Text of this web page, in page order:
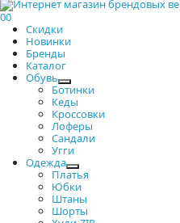
00
Скидки
Новинки
Бренды
Каталог
Обувь
Ботинки
Кеды
Кроссовки
Лоферы
Сандали
Угги
Одежда
Платья
Юбки
Штаны
Шорты